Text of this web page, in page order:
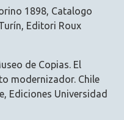
1898, Catalogo
Editori Roux
de Copias. El
modernizador. Chile
Ediciones Universidad